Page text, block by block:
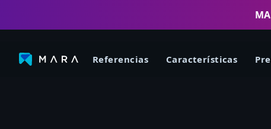
Referencias Características